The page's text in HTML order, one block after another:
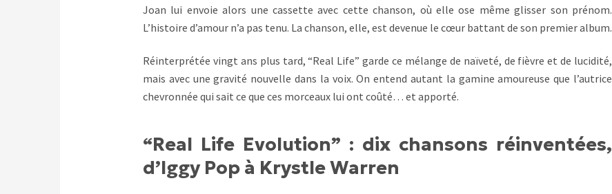
Joan lui envoie alors une cassette avec cette chanson, où elle ose même glisser son prénom.
L’histoire d’amour n’a pas tenu. La chanson, elle, est devenue le cœur battant de son premier album.
Réinterprétée vingt ans plus tard, “Real Life” garde ce mélange de naïveté, de fièvre et de lucidité,
mais avec une gravité nouvelle dans la voix. On entend autant la gamine amoureuse que l’autrice
chevronnée qui sait ce que ces morceaux lui ont coûté… et apporté.
“Real Life Evolution” : dix chansons réinventées,
d’Iggy Pop à Krystle Warren